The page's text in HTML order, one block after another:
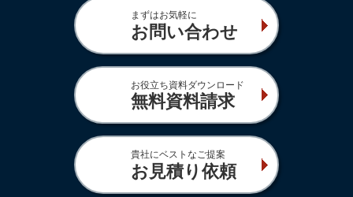
まずはお気軽に
お問い合わせ
お役立ち資料ダウンロード
無料資料請求
貴社にベストなご提案
お見積り依頼